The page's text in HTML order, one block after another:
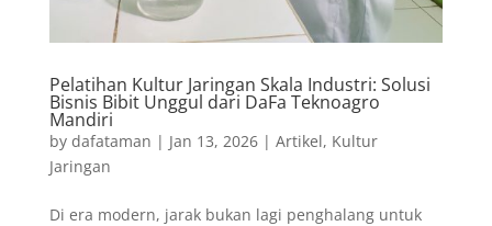
Pelatihan Kultur Jaringan Skala Industri: Solusi
Bisnis Bibit Unggul dari DaFa Teknoagro
Mandiri
by dafataman | Jan 13, 2026| Artikel, Kultur
Jaringan
Di era modern, jarak bukan lagi penghalang untuk